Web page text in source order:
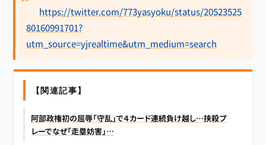
https://twitter.com/773yasyoku/status/20523525
80160991701?
utm_source=yjrealtime&utm_medium=search
【関連記事】
阿部政権初の屈辱「守乱」で４カード連続負け越し…挟殺プ
レーでなぜ「走塁妨害」…